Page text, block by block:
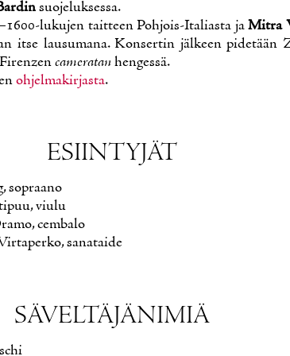
suo­je­luk­ses­sa.
lu­ku­jen tait­teen Poh­jois-Ita­lias­ta jaMit­ra
it­se lausu­ma­na. Kon­ser­tin jäl­keen pi­de­tään
ca­me­ra­tanhen­ges­sä.
oh­jel­ma­kir­jas­ta.
ESIIN­TY­JÄT
sopraa­no
viu­lu
cem­ba­lo
sa­na­tai­de
SÄ­VEL­TÄ­JÄ­NI­MIÄ